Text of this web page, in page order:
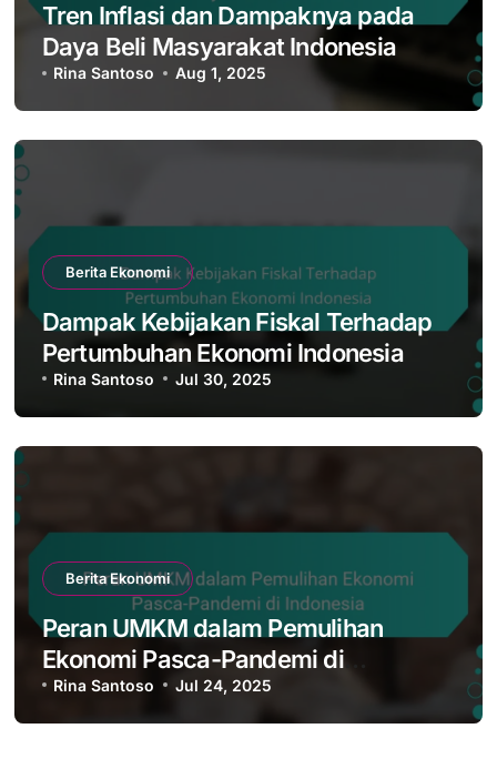
Tren Inflasi dan Dampaknya pada
Daya Beli Masyarakat Indonesia
Rina Santoso Aug 1, 2025
Berita Ekonomi
Dampak Kebijakan Fiskal Terhadap
Pertumbuhan Ekonomi Indonesia
Rina Santoso Jul 30, 2025
Berita Ekonomi
Peran UMKM dalam Pemulihan
Ekonomi Pasca-Pandemi di
Indonesia
Rina Santoso Jul 24, 2025